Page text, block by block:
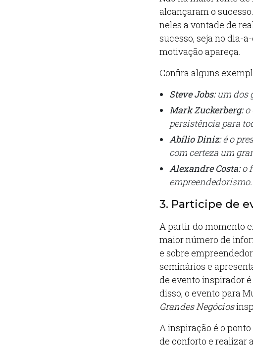
alcançaram o
neles a vontade de
sucesso, seja no dia-
motivação apareça.
Confira alguns
Steve Jobs:um dos
Mark Zuckerberg:o
persistência para
Abílio Diniz:é o
com certeza um
Alexandre Costa:o
empreendedorismo.
3. Participe de
A partir do momento
maior número de
e sobre
seminários e
de evento inspirador
disso, o evento para
Grandes Negócios
A inspiração é o
de conforto e realizar